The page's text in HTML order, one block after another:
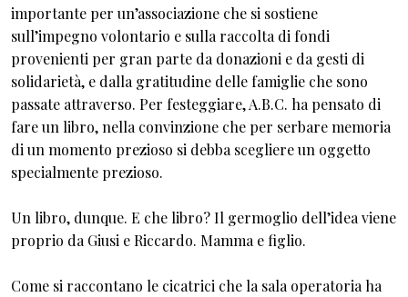
importante per un’associazione che si sostiene
sull’impegno volontario e sulla raccolta di fondi
provenienti per gran parte da donazioni e da gesti di
solidarietà, e dalla gratitudine delle famiglie che sono
passate attraverso. Per festeggiare, A.B.C. ha pensato di
fare un libro, nella convinzione che per serbare memoria
di un momento prezioso si debba scegliere un oggetto
specialmente prezioso.
Un libro, dunque. E che libro? Il germoglio dell’idea viene
proprio da Giusi e Riccardo. Mamma e figlio.
Come si raccontano le cicatrici che la sala operatoria ha